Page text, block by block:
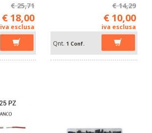
€ 25,71
€ 18,00
iva esclusa
€ 14,29
€ 10,00
iva esclusa
Qnt. 1 Conf.